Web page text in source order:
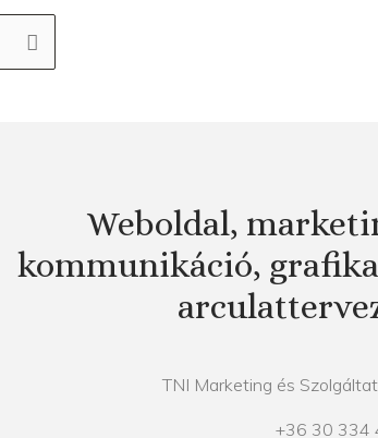
Weboldal,
kommunikáció,
TNI Marketing és
+36 30 334